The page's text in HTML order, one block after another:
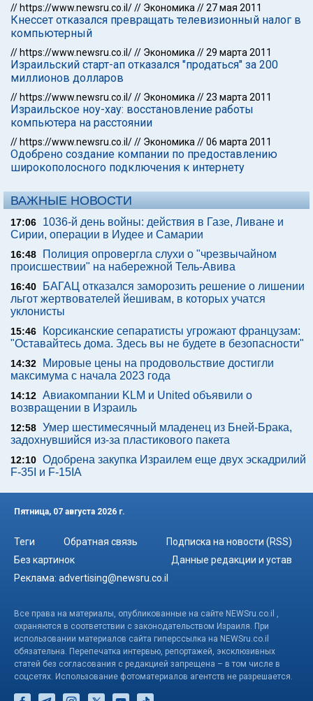
// https://www.newsru.co.il/// Экономика //27 мая 2011
Кнессет отказался превращать телевизионный налог в
компьютерный
// https://www.newsru.co.il/// Экономика //29 марта 2011
Израильский старт-ап отказался "продаться" за 200
миллионов долларов
// https://www.newsru.co.il/// Экономика //23 марта 2011
Израильское ноу-хау: восстановление работы
компьютера на расстоянии
// https://www.newsru.co.il/// Экономика //06 марта 2011
Одобрено создание компании по предоставлению
широкополосного подключения к интернету
ВАЖНЫЕ НОВОСТИ
17:06
1036-й день войны: действия в Газе, Ливане и
Сирии, операции в Иудее и Самарии
16:48
Полиция опровергла слухи о "чрезвычайном
происшествии" на набережной Тель-Авива
16:40
БАГАЦ отказался заморозить решение о лишении
льгот жертвователей йешивам, в которых учатся
уклонисты
15:46
Корсиканские сепаратисты угрожают французам:
"Оставайтесь дома. Здесь вы не будете в безопасности"
14:32
Мировые цены на продовольствие достигли
максимума с начала 2023 года
14:12 Авиакомпании KLM и United объявили о
возвращении в Израиль
12:58 Умер шестимесячный младенец из Бней-Брака,
задохнувшийся из-за пластикового пакета
12:10 Одобрена закупка Израилем еще двух эскадрилий
F-35I и F-15IA
Пятница, 07 августа 2026 г.
Теги Обратная связь
Подписка на новости (RSS)
Без картинок
Данные редакции и устав
Реклама: advertising@newsru.co.il
Все права на материалы, опубликованные на сайте NEWSru.co.il ,
охраняются в соответствии с законодательством Израиля. При
использовании материалов сайта гиперссылка на NEWSru.co.il
обязательна. Перепечатка интервью, репортажей, эксклюзивных
статей без согласования с редакцией запрещена – в том числе в
соцсетях. Использование фотоматериалов агентств не разрешается.